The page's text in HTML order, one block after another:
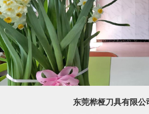
东莞桦桠刀具有限公